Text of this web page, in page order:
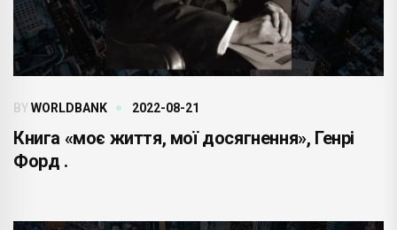
BYWORLDBANK 2022-08-21
Книга «моє життя, мої досягнення», Генрі
Форд .